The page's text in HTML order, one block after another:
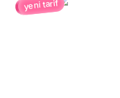
yeni tarif